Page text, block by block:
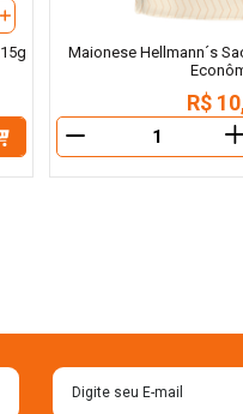
Maionese Hellmann´s
R$ 10
＋